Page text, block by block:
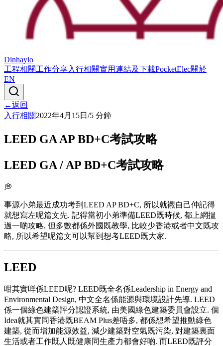
Dinhaylo
工程相關工作分享入行相關實用連結及下載PocketElec關於
EN
←返回
入行相關2022年4月15日 /5 分鐘
LEED GA AP BD+C考試攻略
LEED GA / AP BD+C考試攻略
💭
事源小弟最近成功考到LEED AP BD+C, 所以就襯自己仲記得
就想寫左呢篇文先. 記得當初小弟準備LEED既時候, 都上網揾
過一啲攻略, 但多數都係外國既教學, 比較少香港或者中文既攻
略, 所以希望呢篇文可以幫到想考LEED既大家.
LEED
咁其實咩係LEED呢? LEED既全名係Leadership in Energy and
Environmental Design, 中文全名係能源與環境設計先導. LEED
係一個綠色建築評分認證系統, 由美國綠色建築委員會設立. 個
Idea就其實同香港既BEAM Plus差唔多, 都係想希望推動綠色
建築, 從而增加能源效益, 減少建築對空氣既污染, 對建築裏面
生活或者工作既人既健康同生產力都會好啲. 而LEED既評分